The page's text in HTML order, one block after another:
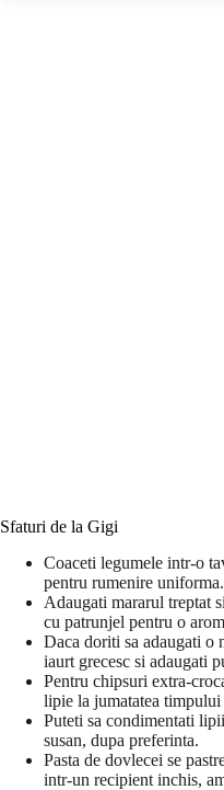
Sfaturi de la Gigi
Coaceti legumele intr-o
pentru rumenire uniforma.
Adaugati mararul treptat
cu patrunjel pentru o
Daca doriti sa adaugati o
iaurt grecesc si adaugati
Pentru chipsuri extra-
lipie la jumatatea timpului
Puteti sa condimentati
susan, dupa preferinta.
Pasta de dovlecei se
intr-un recipient inchis,